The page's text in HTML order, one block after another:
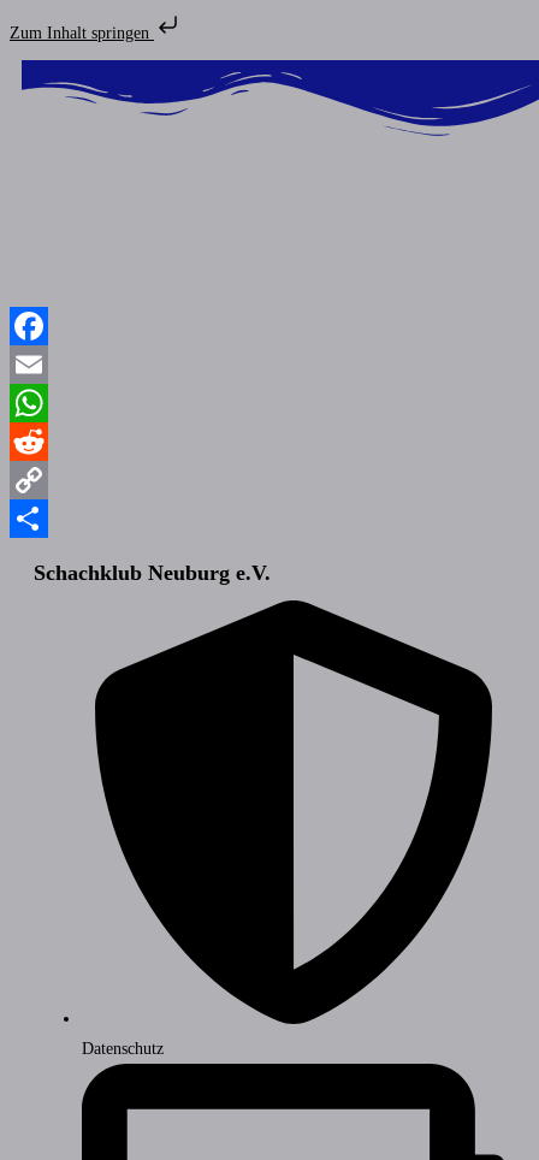
Zum Inhalt springen
Facebook
Email
WhatsApp
Reddit
Copy
Schachklub Neuburg e.V.
Datenschutz